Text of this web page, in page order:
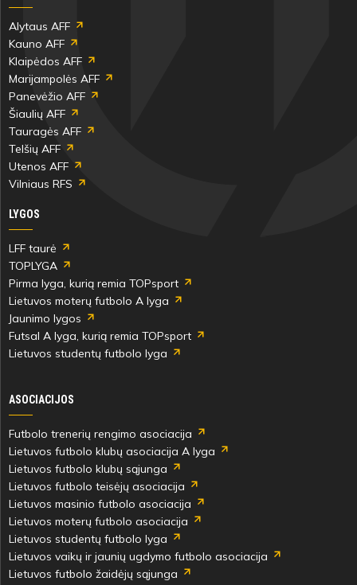
Alytaus AFF
Kauno AFF
Klaipėdos AFF
Marijampolės AFF
Panevėžio AFF
Šiaulių AFF
Tauragės AFF
Telšių AFF
Utenos AFF
Vilniaus RFS
LYGOS
LFF taurė
TOPLYGA
Pirma lyga, kurią remia TOPsport
Lietuvos moterų futbolo A lyga
Jaunimo lygos
Futsal A lyga, kurią remia TOPsport
Lietuvos studentų futbolo lyga
ASOCIACIJOS
Futbolo trenerių rengimo asociacija
Lietuvos futbolo klubų asociacija A lyga
Lietuvos futbolo klubų sąjunga
Lietuvos futbolo teisėjų asociacija
Lietuvos masinio futbolo asociacija
Lietuvos moterų futbolo asociacija
Lietuvos studentų futbolo lyga
Lietuvos vaikų ir jaunių ugdymo futbolo asociacija
Lietuvos futbolo žaidėjų sąjunga